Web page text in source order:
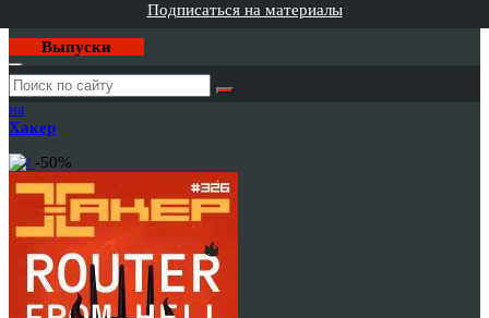
Подписаться на материалы
Выпуски
Годовая
подписка
на
Хакер
-50%